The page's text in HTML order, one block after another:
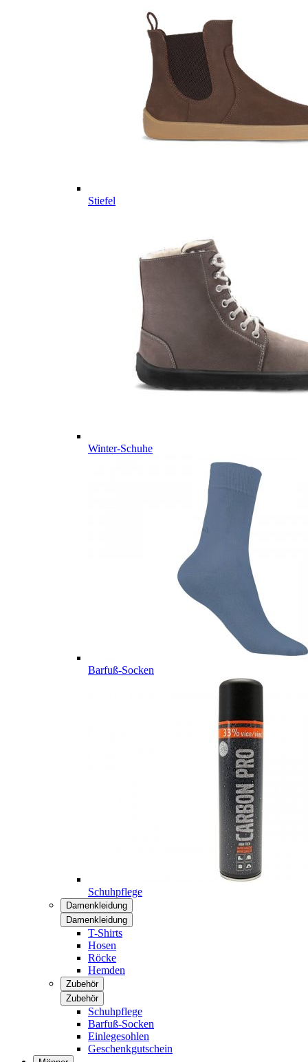
Stiefel
Winter-Schuhe
Barfuß-Socken
Schuhpflege
Damenkleidung
Damenkleidung
T-Shirts
Hosen
Röcke
Hemden
Zubehör
Zubehör
Schuhpflege
Barfuß-Socken
Einlegesohlen
Geschenkgutschein